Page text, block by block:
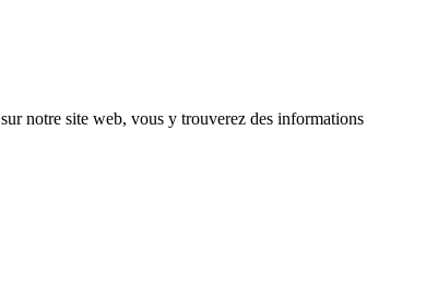
sur notre site web, vous y trouverez des informations